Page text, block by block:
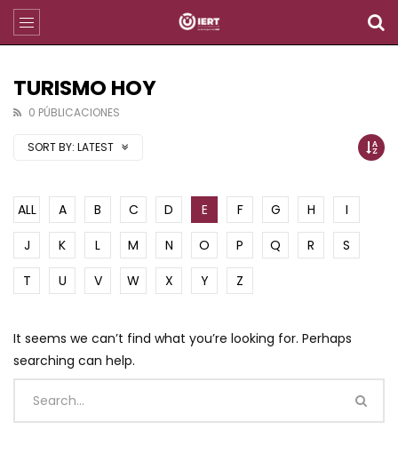
TURISMO HOY
0 PÚBLICACIONES
SORT BY: LATEST
ALL A B C D E F G H
I
J
K L M N O P Q R
S
T
U V W X Y Z
It seems we can’t find what you’re looking for. Perhaps
searching can help.